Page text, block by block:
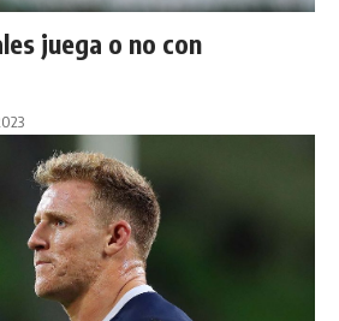
juega o no con